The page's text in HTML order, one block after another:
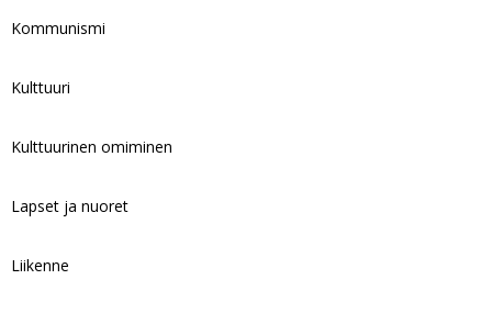
Kommunismi
Kulttuuri
Kulttuurinen omiminen
Lapset ja nuoret
Liikenne